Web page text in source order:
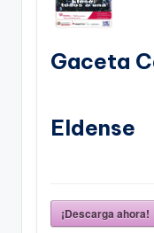
Gaceta
Eldense
¡Descarga ahora!